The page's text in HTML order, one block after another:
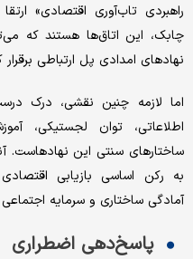
راهبردی تاب‌آوری اقتصادی»
چابک، این اتاق‌ها هستند که
نهادهای امدادی پل ارتباطی برقرار
اما لازمه چنین نقشی، درک
اطلاعاتی، توان لجستیکی،
ساختارهای سنتی این نهادهاست.
به رکن اساسی بازیابی
آمادگی ساختاری و سرمایه
پاسخ‌دهی اضطراری